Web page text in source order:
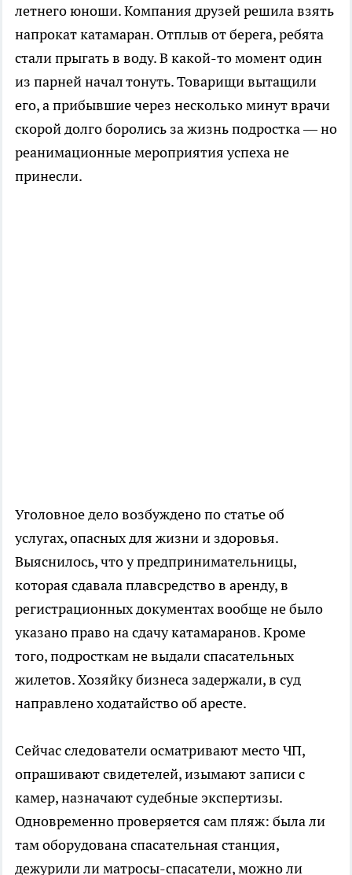
летнего юноши. Компания друзей решила взять
напрокат катамаран. Отплыв от берега, ребята
стали прыгать в воду. В какой-то момент один
из парней начал тонуть. Товарищи вытащили
его, а прибывшие через несколько минут врачи
скорой долго боролись за жизнь подростка — но
реанимационные мероприятия успеха не
принесли.
Уголовное дело возбуждено по статье об
услугах, опасных для жизни и здоровья.
Выяснилось, что у предпринимательницы,
которая сдавала плавсредство в аренду, в
регистрационных документах вообще не было
указано право на сдачу катамаранов. Кроме
того, подросткам не выдали спасательных
жилетов. Хозяйку бизнеса задержали, в суд
направлено ходатайство об аресте.
Сейчас следователи осматривают место ЧП,
опрашивают свидетелей, изымают записи с
камер, назначают судебные экспертизы.
Одновременно проверяется сам пляж: была ли
там оборудована спасательная станция,
дежурили ли матросы-спасатели, можно ли